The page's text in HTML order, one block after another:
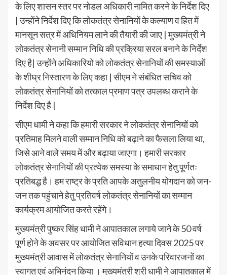
के लिए शासन स्तर पर नोडल अधिकारी नामित करने के निर्देश दिए
| उन्होंने निर्देश दिए कि लोकतंत्र सेनानियों के कल्याण व हित में
मानसून सत्र में अधिनियम लाने की तैयारी की जाए | मुख्यमंत्री ने
लोकतंत्र सेनानी सम्मान निधि की प्रक्रिया सरल बनाने के निर्देश
दिए है| उन्होंने अधिकारियो को लोकतंत्र सेनानियों की समस्याओं
के शीघ्र निस्तारण के लिए कहा | सीएम ने संबंधित सचिव को
लोकतंत्र सेनानियों को तत्काल प्रमाण पत्र उपलब्ध कराने के
निर्देश दिए है |
सीएम धामी ने कहा कि हमारी सरकार ने लोकतंत्र सेनानियों को
प्रतिमाह मिलने वाली सम्मान निधि को बढ़ाने का फैसला लिया था,
जिसे आने वाले समय में और बढ़ाया जाएगा। हमारी सरकार
लोकतंत्र सेनानियों की प्रत्येक समस्या के समाधान हेतु पूर्णतः
प्रतिबद्ध है। हम राष्ट्र के प्रति आपके अतुलनीय योगदान को जन-
जन तक पहुंचाने हेतु प्रतिवर्ष लोकतंत्र सेनानियों का सम्मान
कार्यक्रम आयोजित करते रहेंगे।
मुख्यमंत्री पुष्कर सिंह धामी ने आपातकाल लगाये जाने के 50 वर्ष
पूर्ण होने के अवसर पर आयोजित सविधान हत्या दिवस 2025 पर
मुख्यमंत्री आवास में लोकतंत्र सेनानियों व उनके परिवारजनों का
स्वागत एवं अभिनंदन किया । मुख्यमंत्री श्री धामी ने आपातकाल में